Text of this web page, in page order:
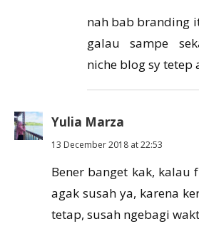
nah bab branding
galau sampe
niche blog sy tetep
Yulia Marza
13 December 2018 at 22:53
Bener banget kak,
agak susah ya, karena
tetap, susah ngebagi